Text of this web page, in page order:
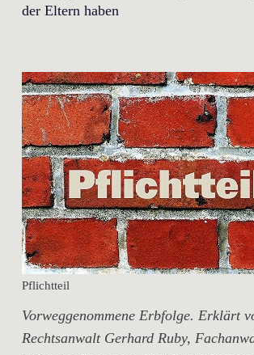
der Eltern haben
Pflichtteil
Vorweggenommene Erbfolge. Erklärt
Rechtsanwalt Gerhard Ruby,